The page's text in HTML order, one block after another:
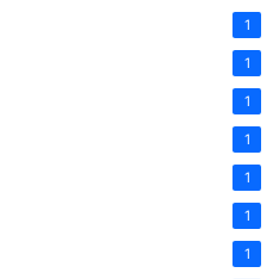
1
1
1
1
1
1
1